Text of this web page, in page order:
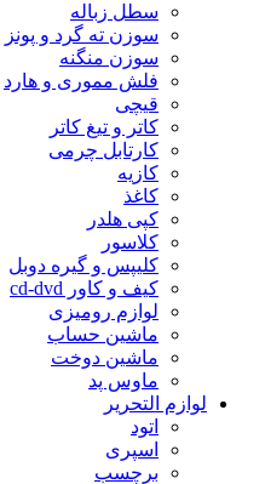
سطل زباله
سوزن ته گرد و پونز
سوزن منگنه
فلش مموری و هارد
قیچی
کاتر و تیغ کاتر
کارتابل چرمی
کازیه
کاغذ
کپی هلدر
کلاسور
کلیپس و گیره دوبل
کیف و کاور cd-dvd
لوازم رومیزی
ماشین حساب
ماشین دوخت
ماوس پد
لوازم التحریر
اتود
اسپری
برچسب